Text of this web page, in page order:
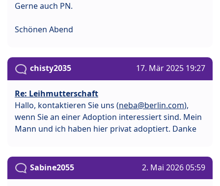
Gerne auch PN.
Schönen Abend
chisty2035 17. Mär 2025 19:27
Re: Leihmutterschaft
Hallo, kontaktieren Sie uns (neba@berlin.com),
wenn Sie an einer Adoption interessiert sind. Mein
Mann und ich haben hier privat adoptiert. Danke
Sabine2055 2. Mai 2026 05:59